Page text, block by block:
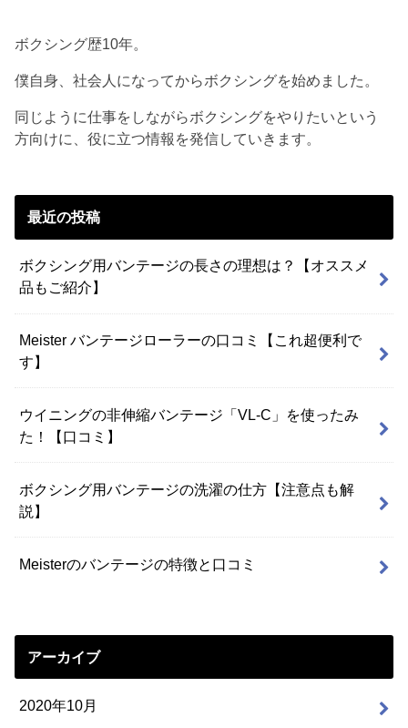
ボクシング歴10年。
僕自身、社会人になってからボクシングを始めました。
同じように仕事をしながらボクシングをやりたいという
方向けに、役に立つ情報を発信していきます。
最近の投稿
ボクシング用バンテージの長さの理想は？【オススメ
品もご紹介】
Meister バンテージローラーの口コミ【これ超便利で
す】
ウイニングの非伸縮バンテージ「VL-C」を使ったみ
た！【口コミ】
ボクシング用バンテージの洗濯の仕方【注意点も解
説】
Meisterのバンテージの特徴と口コミ
アーカイブ
2020年10月